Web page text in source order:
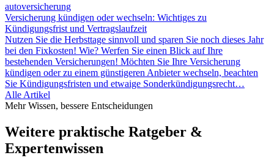
autoversicherung
Versicherung kündigen oder wechseln: Wichtiges zu
Kündigungsfrist und Vertragslaufzeit
Nutzen Sie die Herbsttage sinnvoll und sparen Sie noch dieses Jahr
bei den Fixkosten! Wie? Werfen Sie einen Blick auf Ihre
bestehenden Versicherungen! Möchten Sie Ihre Versicherung
kündigen oder zu einem günstigeren Anbieter wechseln, beachten
Sie Kündigungsfristen und etwaige Sonderkündigungsrecht…
Alle Artikel
Mehr Wissen, bessere Entscheidungen
Weitere praktische Ratgeber &
Expertenwissen